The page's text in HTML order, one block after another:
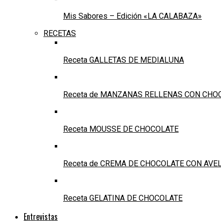
Mis Sabores – Edición «LA CALABAZA»
RECETAS
Receta GALLETAS DE MEDIALUNA
Receta de MANZANAS RELLENAS CON
Receta MOUSSE DE CHOCOLATE
Receta de CREMA DE CHOCOLATE CON
Receta GELATINA DE CHOCOLATE
Entrevistas